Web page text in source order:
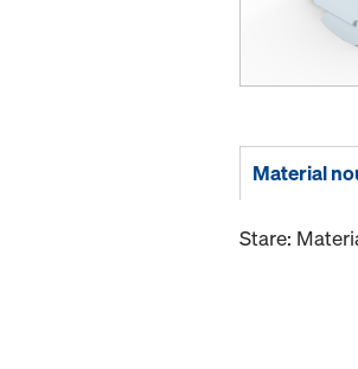
Material
Stare: